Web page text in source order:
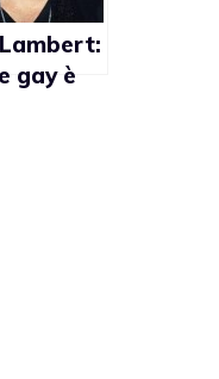
gay è